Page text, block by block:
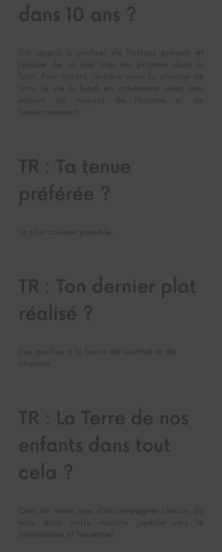
dans 10 ans ?
J’ai appris à profiter de l’instant présent et
j’essaie de ne pas trop me projeter dans le
futur. Pour autant, j’espère avoir la chance de
vivre la vie à fond, en cohérence avec mes
valeurs de respect de l’homme et de
l’environnement.
TR : Ta tenue
préférée ?
La plus colorée possible.
TR : Ton dernier plat
réalisé ?
Des gaufres à la farine de souchet et de
chanvre.
TR : La Terre de nos
enfants dans tout
cela ?
Quoi de mieux que d’accompagner chacun de
nous dans cette marche joyeuse vers le
minimalisme et l’essentiel.